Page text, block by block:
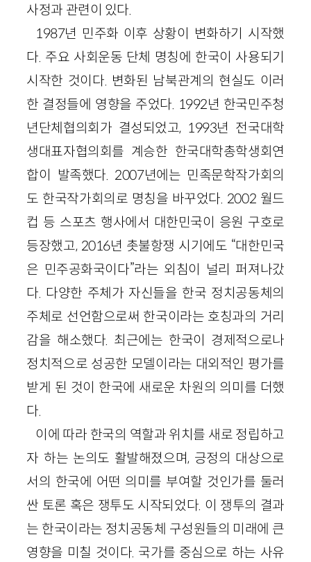
사정과 관련이 있다.
1987년 민주화 이후 상황이 변화하기 시작했
다. 주요 사회운동 단체 명칭에 한국이 사용되기
시작한 것이다. 변화된 남북관계의 현실도 이러
한 결정들에 영향을 주었다. 1992년 한국민주청
년단체협의회가 결성되었고, 1993년 전국대학
생대표자협의회를 계승한 한국대학총학생회연
합이 발족했다. 2007년에는 민족문학작가회의
도 한국작가회의로 명칭을 바꾸었다. 2002 월드
컵 등 스포츠 행사에서 대한민국이 응원 구호로
등장했고, 2016년 촛불항쟁 시기에도 “대한민국
은 민주공화국이다”라는 외침이 널리 퍼져나갔
다. 다양한 주체가 자신들을 한국 정치공동체의
주체로 선언함으로써 한국이라는 호칭과의 거리
감을 해소했다. 최근에는 한국이 경제적으로나
정치적으로 성공한 모델이라는 대외적인 평가를
받게 된 것이 한국에 새로운 차원의 의미를 더했
다.
이에 따라 한국의 역할과 위치를 새로 정립하고
자 하는 논의도 활발해졌으며, 긍정의 대상으로
서의 한국에 어떤 의미를 부여할 것인가를 둘러
싼 토론 혹은 쟁투도 시작되었다. 이 쟁투의 결과
는 한국이라는 정치공동체 구성원들의 미래에 큰
영향을 미칠 것이다. 국가를 중심으로 하는 사유